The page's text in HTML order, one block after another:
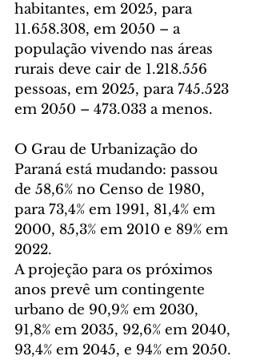
habitantes, em 2025, para
11.658.308, em 2050 – a
população vivendo nas áreas
rurais deve cair de 1.218.556
pessoas, em 2025, para 745.523
em 2050 – 473.033 a menos.
O Grau de Urbanização do
Paraná está mudando: passou
de 58,6% no Censo de 1980,
para 73,4% em 1991, 81,4% em
2000, 85,3% em 2010 e 89% em
2022.
A projeção para os próximos
anos prevê um contingente
urbano de 90,9% em 2030,
91,8% em 2035, 92,6% em 2040,
93,4% em 2045, e 94% em 2050.